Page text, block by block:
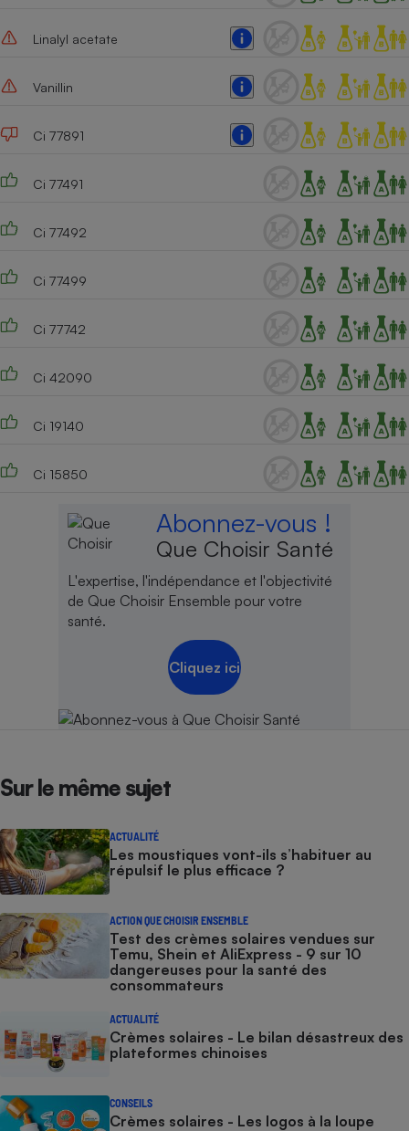
Linalyl acetate
Vanillin
Ci 77891
Ci 77491
Ci 77492
Ci 77499
Ci 77742
Ci 42090
Ci 19140
Ci 15850
Abonnez-vous !
Que Choisir Santé
L'expertise, l'indépendance et l'objectivité
de Que Choisir Ensemble pour votre
santé.
Cliquez ici
Sur le même sujet
ACTUALITÉ
Les moustiques vont-ils s’habituer au
répulsif le plus efficace ?
ACTION QUE CHOISIR ENSEMBLE
Test des crèmes solaires vendues sur
Temu, Shein et AliExpress - 9 sur 10
dangereuses pour la santé des
consommateurs
ACTUALITÉ
Crèmes solaires - Le bilan désastreux des
plateformes chinoises
CONSEILS
Crèmes solaires - Les logos à la loupe